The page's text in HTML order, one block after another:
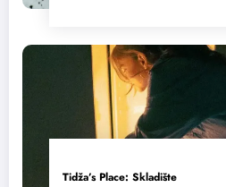
Tidža’s Place: Skladište